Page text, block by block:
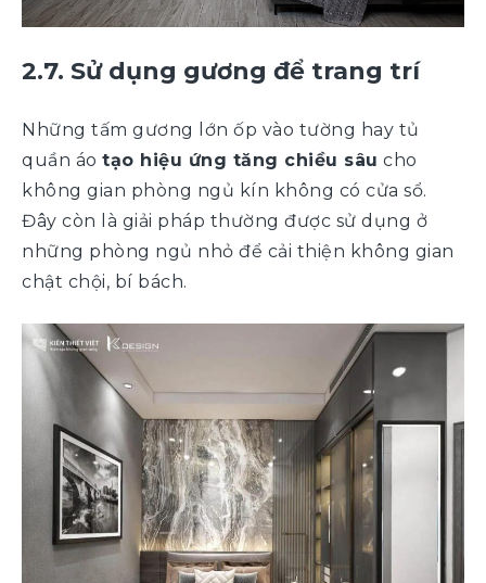
2.7. Sử dụng gương để trang trí
Những tấm gương lớn ốp vào tường hay tủ
quần áo tạo hiệu ứng tăng chiều sâu cho
không gian phòng ngủ kín không có cửa sổ.
Đây còn là giải pháp thường được sử dụng ở
những phòng ngủ nhỏ để cải thiện không gian
chật chội, bí bách.